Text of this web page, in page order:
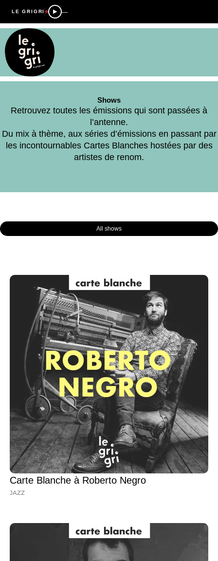
LE GRIGRI —
Shows
Retrouvez toutes les émissions qui sont passées à
l’antenne.
Du mix à thème, aux séries d’émissions en passant par
les incontournables Cartes Blanches hostées par des
artistes de renom.
All shows
Carte Blanche à Roberto Negro
JAZZ
Page Page